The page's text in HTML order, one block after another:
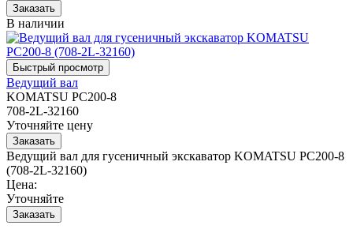
В наличии
Ведущий вал
KOMATSU PC200-8
708-2L-32160
Уточняйте цену
Ведущий вал для гусеничный экскаватор KOMATSU PC200-8
(708-2L-32160)
Цена:
Уточняйте